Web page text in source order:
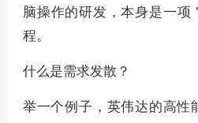
脑操作的研发，本身是一
程。
什么是需求发散？
举一个例子，英伟达的高性